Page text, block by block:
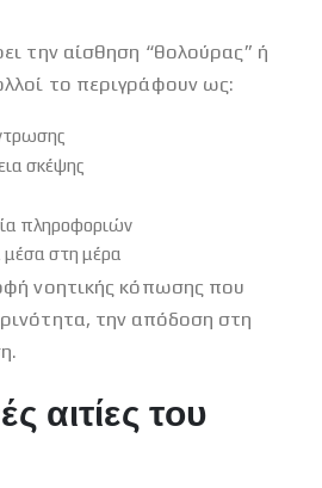
την αίσθηση “θολούρας” ή
το περιγράφουν ως:
σκέψης
πληροφοριών
μέσα στη μέρα
νοητικής κόπωσης που
την απόδοση στη
αιτίες του